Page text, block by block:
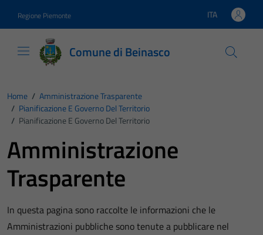
Regione Piemonte Lingua attiva:
ITA
Comune di Beinasco
Home / Amministrazione Trasparente
/ Pianificazione E Governo Del Territorio
/ Pianificazione E Governo Del Territorio
Amministrazione
Trasparente
In questa pagina sono raccolte le informazioni che le
Amministrazioni pubbliche sono tenute a pubblicare nel